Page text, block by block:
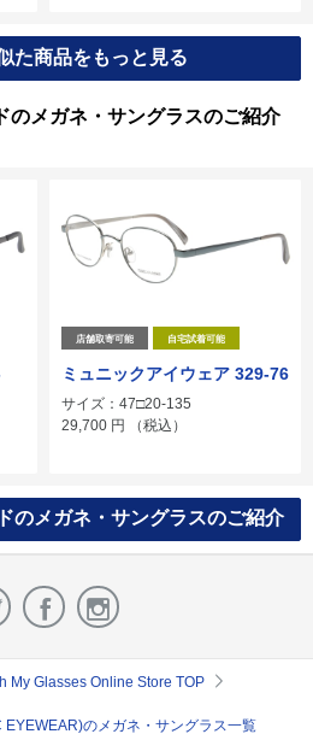
た商品をもっと見る
のメガネ・サングラスのご紹介
店舗取寄可能 自宅試着可能
ミュニックアイウェア 329-76
サイズ：47□20-135
29,700 円 （税込）
のメガネ・サングラスのご紹介
My Glasses Online Store TOP
EYEWEAR)のメガネ・サングラス一覧